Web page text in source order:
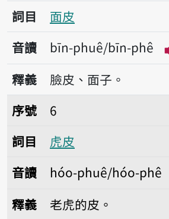
詞目
面皮
音讀
bīn-phuê/bīn-phê
釋義
臉皮、面子。
序號6虎皮
序號
6
詞目
虎皮
音讀
hóo-phuê/hóo-phê
釋義
老虎的皮。